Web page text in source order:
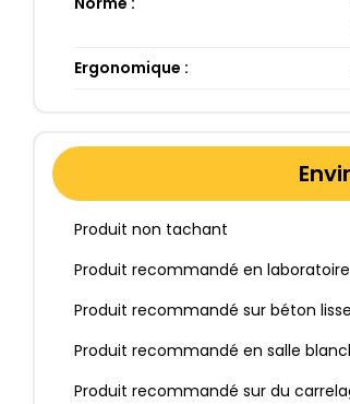
Ergonomique :
Produit non tachant
Produit recommandé en laboratoire
Produit recommandé sur béton lisse
Produit recommandé en salle
Produit recommandé sur du